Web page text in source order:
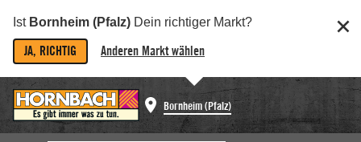
Ist Bornheim (Pfalz) Dein richtiger Markt?
JA, RICHTIG Anderen Markt wählen
Bornheim (Pfalz)